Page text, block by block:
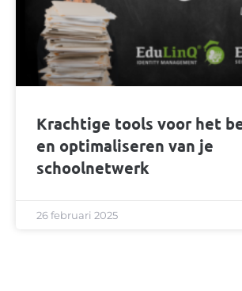
Krachtige tools voor het
en optimaliseren van je
schoolnetwerk
26 februari 2025